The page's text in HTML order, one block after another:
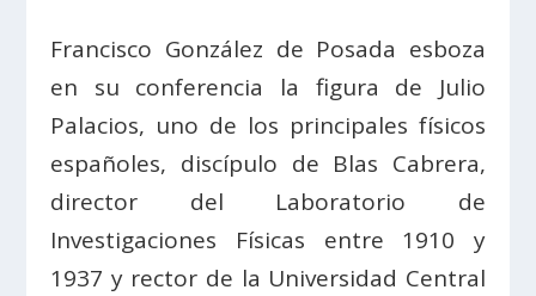
Francisco González de Posada esboza
en su conferencia la figura de Julio
Palacios, uno de los principales físicos
españoles, discípulo de Blas Cabrera,
director del Laboratorio de
Investigaciones Físicas entre 1910 y
1937 y rector de la Universidad Central